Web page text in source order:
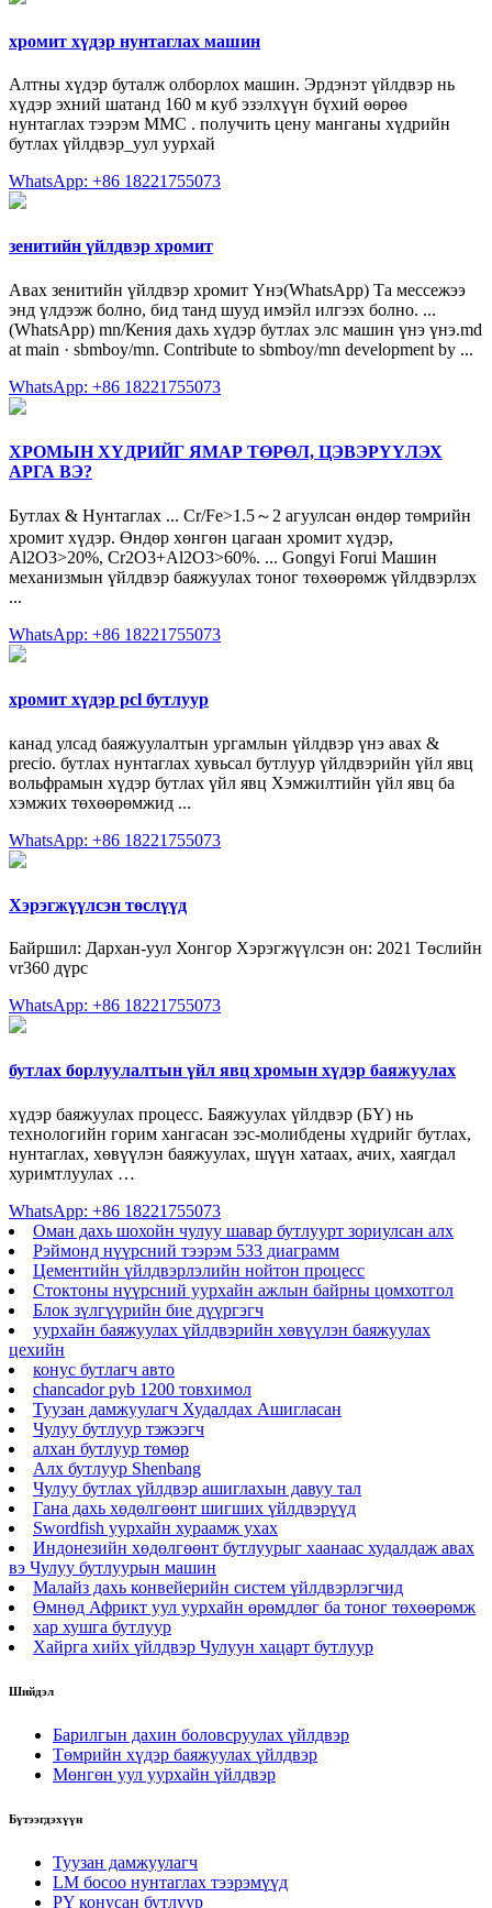
хромит хүдэр нунтаглах машин
Алтны хүдэр буталж олборлох машин. Эрдэнэт үйлдвэр нь
хүдэр эхний шатанд 160 м куб эзэлхүүн бүхий өөрөө
нунтаглах тээрэм ММС . получить цену манганы хүдрийн
бутлах үйлдвэр_уул уурхай
WhatsApp: +86 18221755073
зенитийн үйлдвэр хромит
Авах зенитийн үйлдвэр хромит Үнэ(WhatsApp) Та мессежээ
энд үлдээж болно, бид танд шууд имэйл илгээх болно. ...
(WhatsApp) mn/Кения дахь хүдэр бутлах элс машин үнэ үнэ.md
at main · sbmboy/mn. Contribute to sbmboy/mn development by ...
WhatsApp: +86 18221755073
ХРОМЫН ХҮДРИЙГ ЯМАР ТӨРӨЛ, ЦЭВЭРҮҮЛЭХ
АРГА ВЭ?
Бутлах & Нунтаглах ... Cr/Fe>1.5～2 агуулсан өндөр төмрийн
хромит хүдэр. Өндөр хөнгөн цагаан хромит хүдэр,
Al2O3>20%, Cr2O3+Al2O3>60%. ... Gongyi Forui Машин
механизмын үйлдвэр баяжуулах тоног төхөөрөмж үйлдвэрлэх
...
WhatsApp: +86 18221755073
хромит хүдэр pcl бутлуур
канад улсад баяжуулалтын ургамлын үйлдвэр үнэ авах &
precio. бутлах нунтаглах хувьсал бутлуур үйлдвэрийн үйл явц
вольфрамын хүдэр бутлах үйл явц Хэмжилтийн үйл явц ба
хэмжих төхөөрөмжид ...
WhatsApp: +86 18221755073
Хэрэгжүүлсэн төслүүд
Байршил: Дархан-уул Хонгор Хэрэгжүүлсэн он: 2021 Төслийн
vr360 дүрс
WhatsApp: +86 18221755073
бутлах борлуулалтын үйл явц хромын хүдэр баяжуулах
хүдэр баяжуулах процесс. Баяжуулах үйлдвэр (БҮ) нь
технологийн горим хангасан зэс-молибдены хүдрийг бутлах,
нунтаглах, хөвүүлэн баяжуулах, шүүн хатаах, ачих, хаягдал
хуримтлуулах …
WhatsApp: +86 18221755073
Оман дахь шохойн чулуу шавар бутлуурт зориулсан алх
Рэймонд нүүрсний тээрэм 533 диаграмм
Цементийн үйлдвэрлэлийн нойтон процесс
Стоктоны нүүрсний уурхайн ажлын байрны цомхотгол
Блок зүлгүүрийн бие дүүргэгч
уурхайн баяжуулах үйлдвэрийн хөвүүлэн баяжуулах
цехийн
конус бутлагч авто
chancador pyb 1200 товхимол
Туузан дамжуулагч Худалдах Ашигласан
Чулуу бутлуур тэжээгч
алхан бутлуур төмөр
Алх бутлуур Shenbang
Чулуу бутлах үйлдвэр ашиглахын давуу тал
Гана дахь хөдөлгөөнт шигших үйлдвэрүүд
Swordfish уурхайн хураамж ухах
Индонезийн хөдөлгөөнт бутлуурыг хаанаас худалдаж авах
вэ Чулуу бутлуурын машин
Малайз дахь конвейерийн систем үйлдвэрлэгчид
Өмнөд Африкт уул уурхайн өрөмдлөг ба тоног төхөөрөмж
хар хушга бутлуур
Хайрга хийх үйлдвэр Чулуун хацарт бутлуур
Шийдэл
Барилгын дахин боловсруулах үйлдвэр
Төмрийн хүдэр баяжуулах үйлдвэр
Мөнгөн уул уурхайн үйлдвэр
Бүтээгдэхүүн
Туузан дамжуулагч
LM босоо нунтаглах тээрэмүүд
PY конусан бутлуур